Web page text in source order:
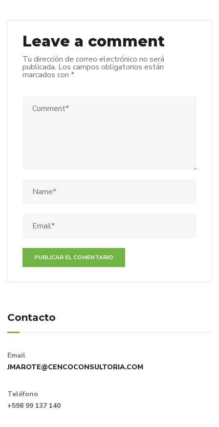
Leave a comment
Tu dirección de correo electrónico no será
publicada. Los campos obligatorios están
marcados con *
Contacto
Email
JMAROTE@CENCOCONSULTORIA.COM
Teléfono
+598 99 137 140